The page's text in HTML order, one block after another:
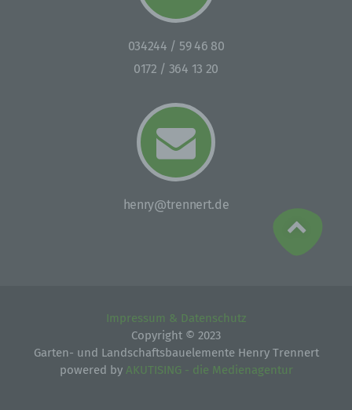
034244 / 59 46 80
0172 / 364 13 20
henry@trennert.de
Impressum & Datenschutz
Copyright © 2023
Garten- und Landschaftsbauelemente Henry Trennert
powered by AKUTISING - die Medienagentur
Einschränkung der Verarbeitung ist die Markierung
Profiling ist jede Art der automatisierten Verarbeitung
diese personenbezogenen Daten verwendet werden,
um bestimmte persönliche Aspekte, die sich auf eine
insbesondere, um Aspekte bezüglich Arbeitsleistung,
f) Pseudonymisierung
Pseudonymisierung ist die Verarbeitung